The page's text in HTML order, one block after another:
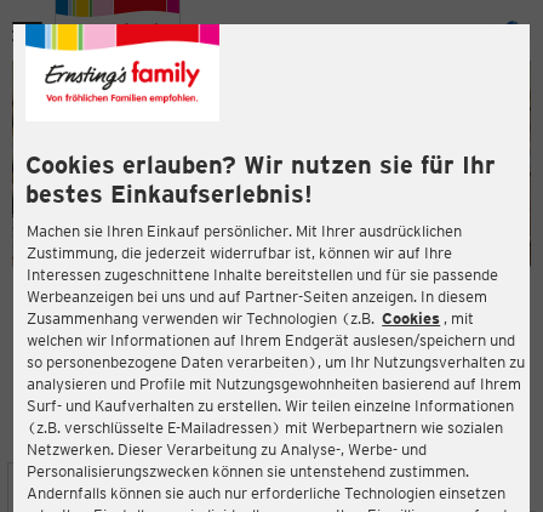
Cookies erlauben? Wir nutzen sie für Ihr
bestes Einkaufserlebnis!
Machen sie Ihren Einkauf persönlicher. Mit Ihrer ausdrücklichen
Zustimmung, die jederzeit widerrufbar ist, können wir auf Ihre
Interessen zugeschnittene Inhalte bereitstellen und für sie passende
Werbeanzeigen bei uns und auf Partner-Seiten anzeigen. In diesem
Zusammenhang verwenden wir Technologien (z.B. Cookies , mit
welchen wir Informationen auf Ihrem Endgerät auslesen/speichern und
so personenbezogene Daten verarbeiten), um Ihr Nutzungsverhalten zu
analysieren und Profile mit Nutzungsgewohnheiten basierend auf Ihrem
Surf- und Kaufverhalten zu erstellen. Wir teilen einzelne Informationen
(z.B. verschlüsselte E-Mailadressen) mit Werbepartnern wie sozialen
Netzwerken. Dieser Verarbeitung zu Analyse-, Werbe- und
Personalisierungszwecken können sie untenstehend zustimmen.
Andernfalls können sie auch nur erforderliche Technologien einsetzen
Menü
ERNSTING'S FAMILY FILIALE
Porscheplatz 2
45127 Essen
3,7
Bewertung:
STANDORT SERVICES SORTIMENT AKTIONEN